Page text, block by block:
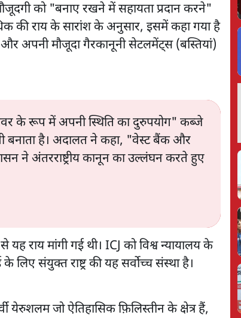
को "बनाए रखने में सहायता प्रदान करने"
की राय के सारांश के अनुसार, इसमें कहा गया है
अपनी मौजूदा गैरकानूनी सेटलमेंट्स (बस्तियां)
के रूप में अपनी स्थिति का दुरुपयोग" कब्जे
बनाता है। अदालत ने कहा, "वेस्ट बैंक और
ने अंतरराष्ट्रीय कानून का उल्लंघन करते हुए
राय मांगी गई थी। ICJ को विश्व न्यायालय के
संयुक्त राष्ट्र की यह सर्वोच्च संस्था है।
येरुशलम जो ऐतिहासिक फ़िलिस्तीन के क्षेत्र हैं,